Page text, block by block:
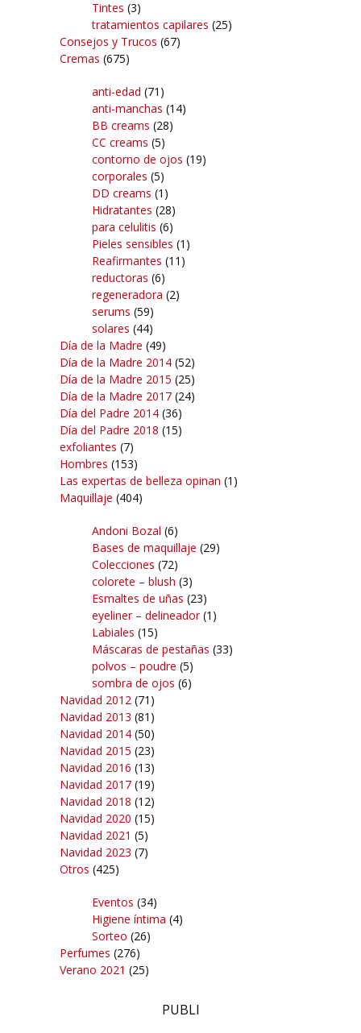
Tintes (3)
tratamientos capilares (25)
Consejos y Trucos (67)
Cremas (675)
anti-edad (71)
anti-manchas (14)
BB creams (28)
CC creams (5)
contorno de ojos (19)
corporales (5)
DD creams (1)
Hidratantes (28)
para celulitis (6)
Pieles sensibles (1)
Reafirmantes (11)
reductoras (6)
regeneradora (2)
serums (59)
solares (44)
Día de la Madre (49)
Día de la Madre 2014 (52)
Día de la Madre 2015 (25)
Día de la Madre 2017 (24)
Día del Padre 2014 (36)
Día del Padre 2018 (15)
exfoliantes (7)
Hombres (153)
Las expertas de belleza opinan (1)
Maquillaje (404)
Andoni Bozal (6)
Bases de maquillaje (29)
Colecciones (72)
colorete – blush (3)
Esmaltes de uñas (23)
eyeliner – delineador(1)
Labiales (15)
Máscaras de pestañas (33)
polvos – poudre (5)
sombra de ojos (6)
Navidad 2012 (71)
Navidad 2013 (81)
Navidad 2014 (50)
Navidad 2015 (23)
Navidad 2016 (13)
Navidad 2017 (19)
Navidad 2018 (12)
Navidad 2020 (15)
Navidad 2021 (5)
Navidad 2023 (7)
Otros (425)
Eventos (34)
Higiene íntima (4)
Sorteo (26)
Perfumes (276)
Verano 2021 (25)
PUBLI